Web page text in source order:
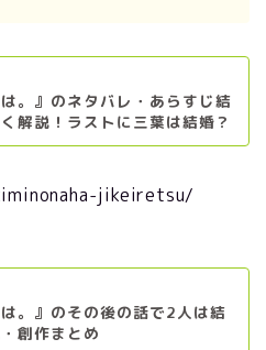
は。』のネタバレ・あらすじ結
解説！ラストに三葉は結婚？
jikeiretsu/
は。』のその後の話で2人は結
創作まとめ